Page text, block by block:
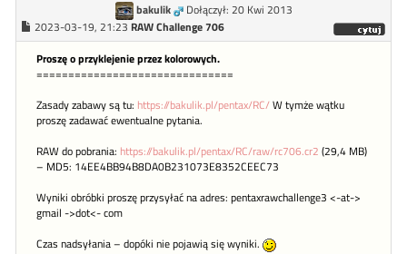
bakulik
Dołączył: 20 Kwi 2013
2023-03-19, 21:23 RAW Challenge 706
Proszę o przyklejenie przez kolorowych.
===============================
Zasady zabawy są tu: https://bakulik.pl/pentax/RC/W tymże wątku
proszę zadawać ewentualne pytania.
RAW do pobrania: https://bakulik.pl/pentax/RC/raw/rc706.cr2 (29,4 MB)
– MD5: 14EE4BB94B8DA0B231073E8352CEEC73
Wyniki obróbki proszę przysyłać na adres: pentaxrawchallenge3 <-at->
gmail ->dot<- com
Czas nadsyłania – dopóki nie pojawią się wyniki.